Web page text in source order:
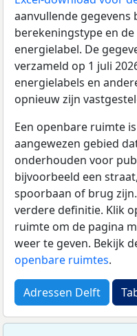
aanvullende gegevens
berekeningstype en
energielabel. De
verzameld op 1 juli
energielabels en
opnieuw zijn
Een openbare ruimte
aangewezen gebied
onderhouden voor
bijvoorbeeld een
spoorbaan of brug
verdere definitie. Klik
ruimte om de pagina
weer te geven. Bekijk
openbare ruimtes.
Adressen Delft